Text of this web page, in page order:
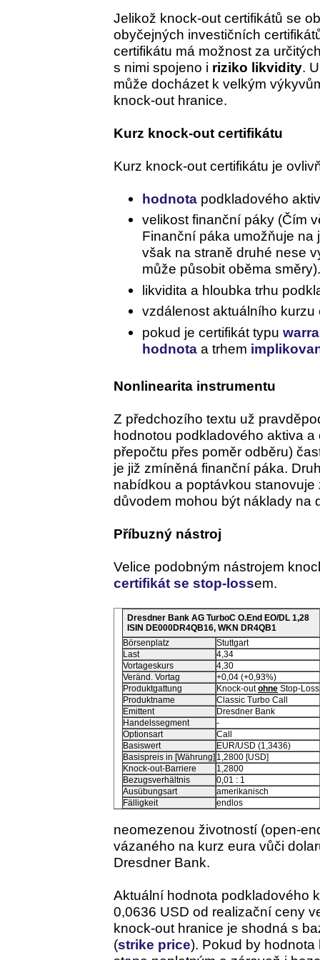
Jelikož knock-out certifikátů se
obyčejných investičních
certifikátu má možnost za
s nimi spojeno i riziko likvidity.
může docházet k velkým
knock-out hranice.
Kurz knock-out certifikátu
Kurz knock-out certifikátu je
hodnotapodkladového
velikost finanční páky (Čím
Finanční páka umožňuje
však na straně druhé nese
může působit oběma
likvidita a hloubka trhu
vzdálenost aktuálního
pokud je certifikát typu
hodnotaa trhem
Nonlinearita instrumentu
Z předchozího textu už
hodnotou podkladového aktiva
přepočtu přes poměr odběru)
je již zmíněná finanční páka.
nabídkou a poptávkou
důvodem mohou být náklady na
Příbuzný nástroj
Velice podobným nástrojem
certifikát se stop-lossem.
Dresdner Bank AG TurboC O.End EO/DL 1,28
ISIN DE000DR4QB16, WKN DR4QB1
Börsenplatz
Stuttgart
Last
4,34
Vortageskurs
4,30
Veränd. Vortag
+0,04 (+0,93%)
Produktgattung
Knock-outohneStop-Loss
Produktname
Classic Turbo Call
Emittent
Dresdner Bank
Handelssegment
-
Optionsart
Call
Basiswert
EUR/USD (1,3436)
Basispreis in [Währung] 1,2800 [USD]
Knock-out-Barriere
1,2800
Bezugsverhältnis
0,01 : 1
Ausübungsart
amerikanisch
Fälligkeit
endlos
neomezenou životností (open-
vázaného na kurz eura vůči
Dresdner Bank.
Aktuální hodnota podkladového
0,0636 USD od realizační ceny
knock-out hranice je shodná s
(strike price). Pokud by hodnota